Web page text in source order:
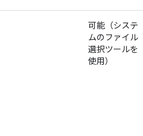
可能（システ
ムのファイル
選択ツールを
使用）